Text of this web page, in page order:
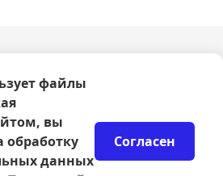
Оферта
конфиденциальности
персональных данных
возврата билетов
билетов
файлы
вы
обработку
данных
Согласен